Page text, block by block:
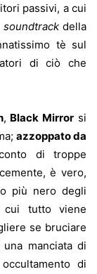
passivi, a cui
soundtrack della
tè sul
di ciò che
, Black Mirror si
azzoppato da
di troppe
è vero,
più nero degli
cui tutto viene
se bruciare
manciata di
di